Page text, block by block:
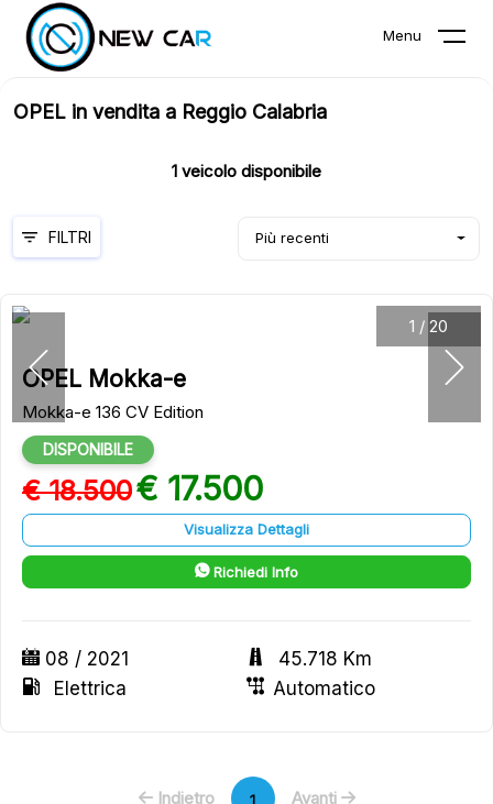
Menu
OPEL in vendita a Reggio Calabria
1 veicolo disponibile
Più recenti
FILTRI
1 / 20
OPEL Mokka-e
Mokka-e 136 CV Edition
DISPONIBILE
€ 18.500€ 17.500
Visualizza Dettagli
Richiedi Info
08 / 2021
45.718 Km
Elettrica
Automatico
Indietro 1 Avanti